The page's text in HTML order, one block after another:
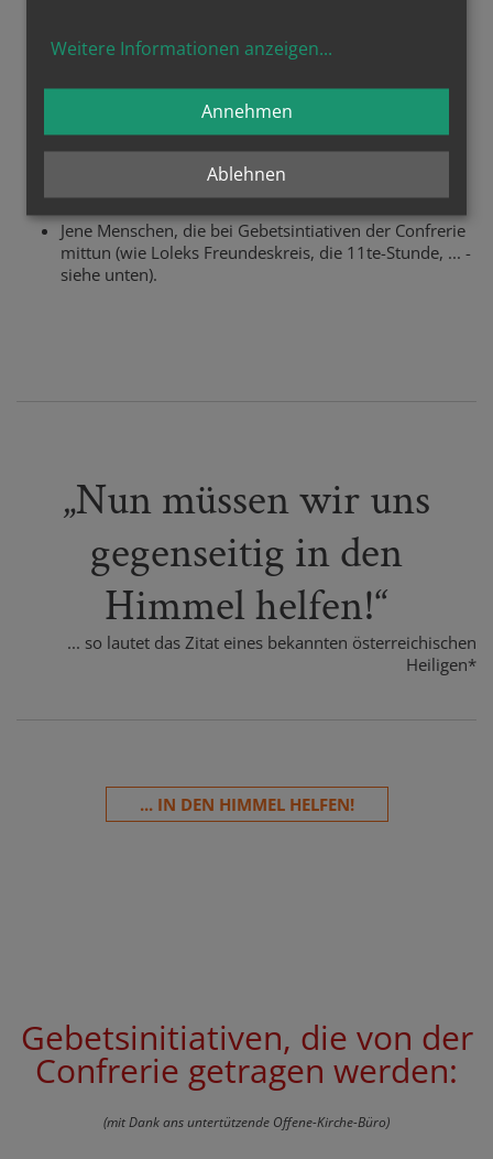
Das sind etwa Familienmitglieder, ein Freundeskreis,
Nachbarn, ein Gebetskreis - So hat man immer auch
gleich ein paar Gesichter vor Augen, wenn man in der
Kirche für die anderen ein Stoßgebet gen Himmel
Jene Menschen, die bei Gebetsintiativen der Confrerie
mittun (wie Loleks Freundeskreis, die 11te-Stunde, ... -
siehe unten).
„Nun müssen wir uns
gegenseitig in den
Himmel helfen!“
... so lautet das Zitat eines bekannten österreichischen
Heiligen*
... IN DEN HIMMEL HELFEN!
Gebetsinitiativen, die von der
Confrerie getragen werden:
(mit Dank ans untertützende Offene-Kirche-Büro)
Weitere Informationen anzeigen...
Ablehnen
Annehmen